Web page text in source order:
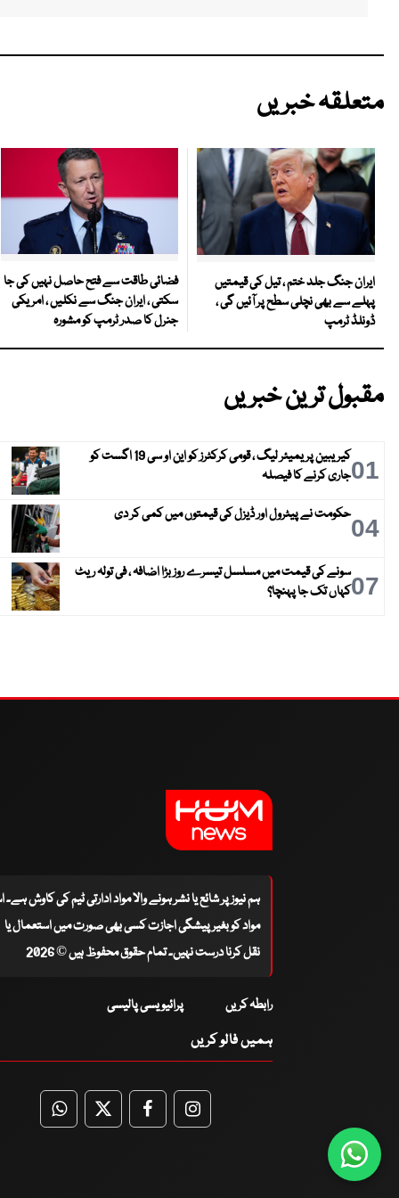
متعلقہ خبریں
ایران جنگ جلد ختم ، تیل کی قیمتیں
پہلے سے بھی نچلی سطح پر آئیں گی ،
ڈونلڈ ٹرمپ
فضائی طاقت سے فتح حاصل نہیں کی جا
سکتی ، ایران جنگ سے نکلیں ، امریکی
جنرل کا صدر ٹرمپ کو مشورہ
مقبول ترین خبریں
01
کیریبین پریمیئر لیگ ، قومی کرکٹرز کو این او سی 19 اگست کو
جاری کرنے کا فیصلہ
04حکومت نے پیٹرول اور ڈیزل کی قیمتوں میں کمی کر دی
07سونے کی قیمت میں مسلسل تیسرے روز بڑا اضافہ ، فی تولہ ریٹ
کہاں تک جا پہنچا؟
ہم نیوز پر شائع یا نشر ہونے والا مواد ادارتی ٹیم کی کاوش
مواد کو بغیر پیشگی اجازت کسی بھی صورت میں استعمال یا
نقل کرنا درست نہیں۔ تمام حقوق محفوظ ہیں © 2026
رابطہ کریں پرائیویسی پالیسی
ہمیں فالو کریں
WhatsApp
TwitterFacebookFacebook